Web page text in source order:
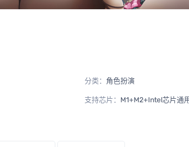
分类： 角色扮演
支持芯片： M1+M2+Intel芯片通